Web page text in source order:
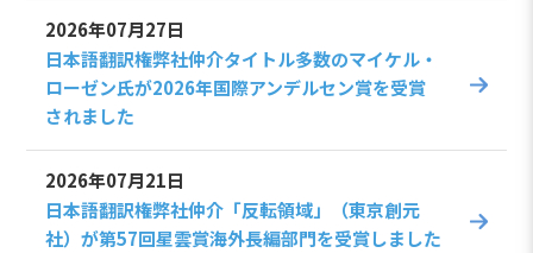
2026年07月27日
日本語翻訳権弊社仲介タイトル多数のマイケル・
ローゼン氏が2026年国際アンデルセン賞を受賞
されました
2026年07月21日
日本語翻訳権弊社仲介「反転領域」（東京創元
社）が第57回星雲賞海外長編部門を受賞しました